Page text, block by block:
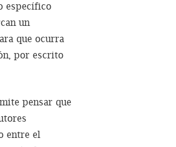
específico
un
que ocurra
por escrito
pensar que
entre el